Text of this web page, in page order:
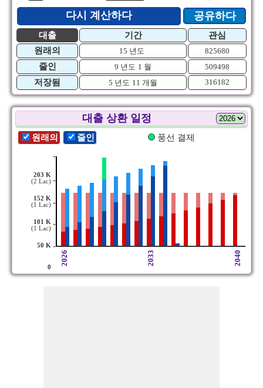
다시 계산하다 공유하다
대출 기간
관심
원래의
15 년도 825680
줄인 9 년도 1 월 509498
저장됨 5 년도 11 개월 316182
대출 상환 일정
원래의 줄인 풍선 결제
203 K
(2 Lac)
152 K
(1 Lac)
101 K
(1 Lac)
50 K
0
-
-
-
-
-
2026 2033 2040